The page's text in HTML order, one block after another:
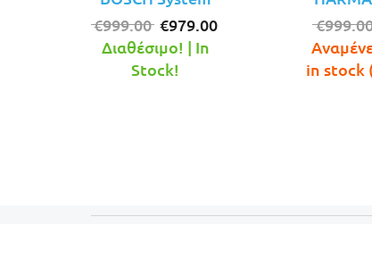
€999.00 Original
price
was:
€979.00
Διαθέσιμο! | In
Stock!
€
in stock